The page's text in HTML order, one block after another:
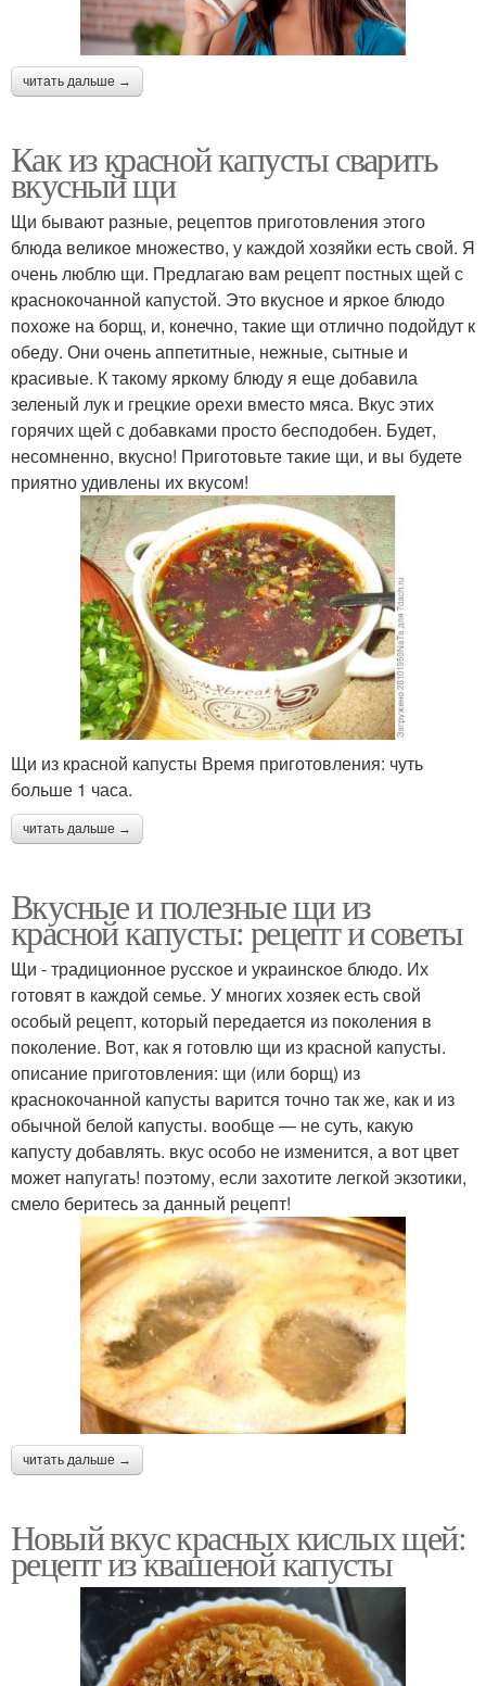
читать дальше →
Как из красной капусты сварить
вкусный щи
Щи бывают разные, рецептов приготовления этого
блюда великое множество, у каждой хозяйки есть свой. Я
очень люблю щи. Предлагаю вам рецепт постных щей с
краснокочанной капустой. Это вкусное и яркое блюдо
похоже на борщ, и, конечно, такие щи отлично подойдут к
обеду. Они очень аппетитные, нежные, сытные и
красивые. К такому яркому блюду я еще добавила
зеленый лук и грецкие орехи вместо мяса. Вкус этих
горячих щей с добавками просто бесподобен. Будет,
несомненно, вкусно! Приготовьте такие щи, и вы будете
приятно удивлены их вкусом!
Щи из красной капусты Время приготовления: чуть
больше 1 часа.
читать дальше →
Вкусные и полезные щи из
красной капусты: рецепт и советы
Щи - традиционное русское и украинское блюдо. Их
готовят в каждой семье. У многих хозяек есть свой
особый рецепт, который передается из поколения в
поколение. Вот, как я готовлю щи из красной капусты.
описание приготовления: щи (или борщ) из
краснокочанной капусты варится точно так же, как и из
обычной белой капусты. вообще — не суть, какую
капусту добавлять. вкус особо не изменится, а вот цвет
может напугать! поэтому, если захотите легкой экзотики,
смело беритесь за данный рецепт!
читать дальше →
Новый вкус красных кислых щей:
рецепт из квашеной капусты